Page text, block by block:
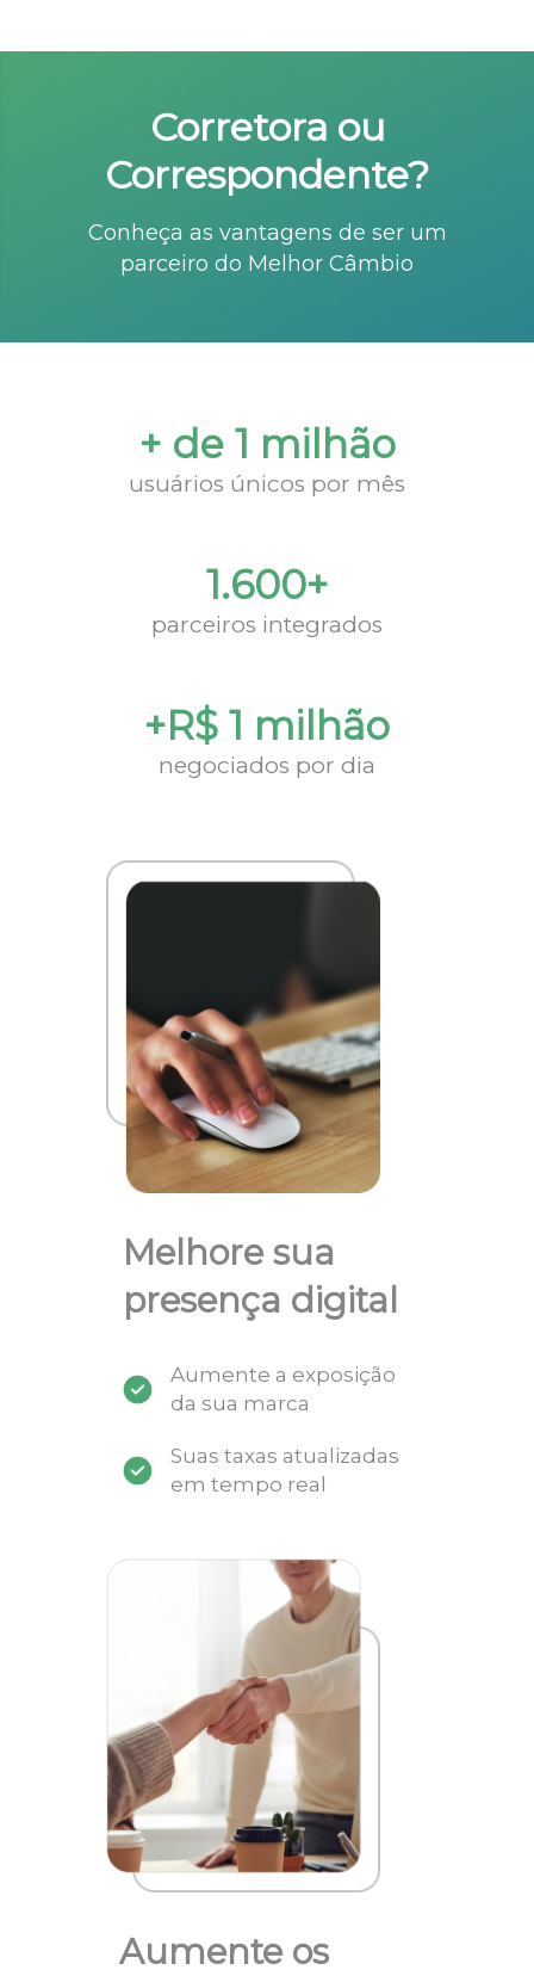
Corretora ou
Correspondente?
Conheça as vantagens de ser um
parceiro do Melhor Câmbio
+ de 1 milhão
usuários únicos por mês
1.600+
parceiros integrados
+R$ 1 milhão
negociados por dia
Melhore sua
presença digital
Aumente a exposição
da sua marca
Suas taxas atualizadas
em tempo real
Aumente os